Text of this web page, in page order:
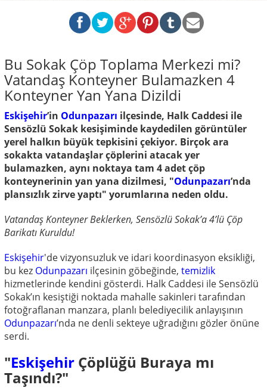
Bu Sokak Çöp Toplama Merkezi mi?
Vatandaş Konteyner Bulamazken 4
Konteyner Yan Yana Dizildi
Eskişehir’in Odunpazarı ilçesinde, Halk Caddesi ile
Sensözlü Sokak kesişiminde kaydedilen görüntüler
yerel halkın büyük tepkisini çekiyor. Birçok ara
sokakta vatandaşlar çöplerini atacak yer
bulamazken, aynı noktaya tam 4 adet çöp
konteynerinin yan yana dizilmesi, "Odunpazarı’nda
plansızlık zirve yaptı" yorumlarına neden oldu.
Vatandaş Konteyner Beklerken, Sensözlü Sokak’a 4’lü Çöp
Barikatı Kuruldu!
Eskişehir'de vizyonsuzluk ve idari koordinasyon eksikliği,
bu kez Odunpazarı ilçesinin göbeğinde, temizlik
hizmetlerinde kendini gösterdi. Halk Caddesi ile Sensözlü
Sokak’ın kesiştiği noktada mahalle sakinleri tarafından
fotoğraflanan manzara, planlı belediyecilik anlayışının
Odunpazarı’nda ne denli sekteye uğradığını gözler önüne
serdi.
"Eskişehir Çöplüğü Buraya mı
Taşındı?"